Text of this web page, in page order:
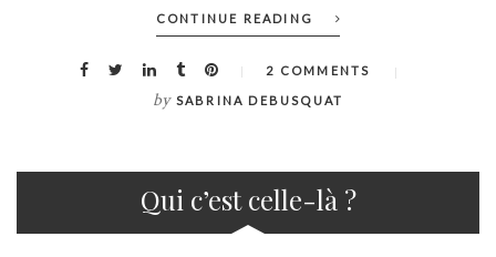
CONTINUE READING
2 COMMENTS
by SABRINA DEBUSQUAT
Qui c’est celle-là ?